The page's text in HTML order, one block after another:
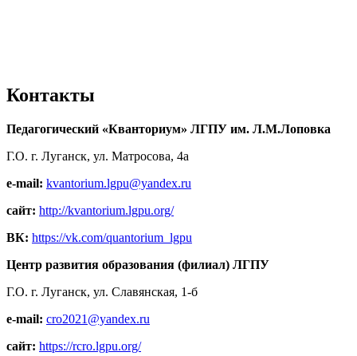
Контакты
Педагогический «Кванториум» ЛГПУ им. Л.М.Лоповка
Г.О. г. Луганск, ул. Матросова, 4а
e-mail: kvantorium.lgpu@yandex.ru
сайт: http://kvantorium.lgpu.org/
ВК: https://vk.com/quantorium_lgpu
Центр развития образования (филиал) ЛГПУ
Г.О. г. Луганск, ул. Славянская, 1-б
e-mail: cro2021@yandex.ru
сайт: https://rcro.lgpu.org/